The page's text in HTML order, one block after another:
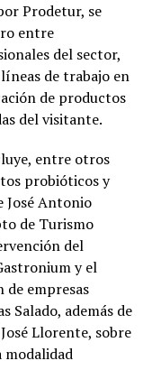
Prodetur, se
entre
del sector,
de trabajo en
de productos
del visitante.
entre otros
probióticos y
José Antonio
de Turismo
del
y el
empresas
Salado, además de
Llorente, sobre